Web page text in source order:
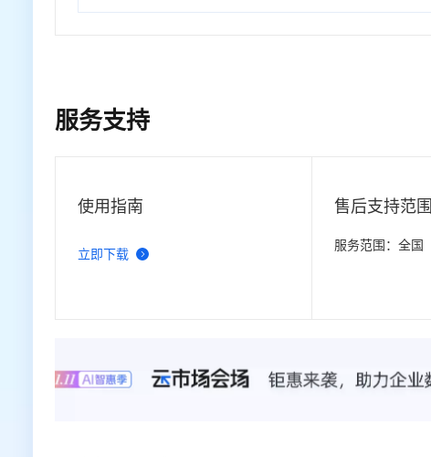
服务支持
使用指南
立即下载
售后支持范围
服务范围：全国